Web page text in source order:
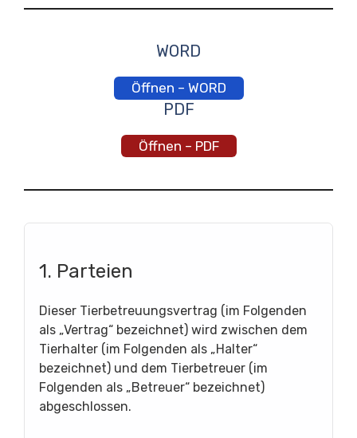
WORD
Öffnen – WORD
PDF
Öffnen – PDF
1. Parteien
Dieser Tierbetreuungsvertrag (im Folgenden
als „Vertrag“ bezeichnet) wird zwischen dem
Tierhalter (im Folgenden als „Halter“
bezeichnet) und dem Tierbetreuer (im
Folgenden als „Betreuer“ bezeichnet)
abgeschlossen.